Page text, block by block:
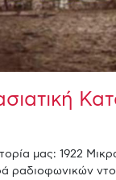
μας: 1922
ραδιοφωνικών